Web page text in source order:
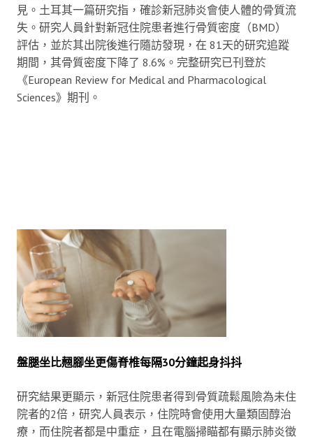
見。土耳其一篇研究指，確診新冠肺炎會使人體的骨質流
失。研究人員針對新冠住院患者進行骨質密度（BMD）
評估，並於其出院後進行隨訪發現，在 81天的研究追蹤
期間，其骨質密度下降了 8.6%。完整研究已刊登於
《European Review for Medical and Pharmacological
Sciences》期刊。
盤腿坐比翹腳坐更傷脊椎每隔30分鐘起身抖抖
研究結果更顯示，新冠住院患者得到骨質疏鬆風險為未住
院者的2倍，研究人員表示，住院時會使用大量類固醇治
療，而住院者都是中重症，且在電腦掃瞄都有顯示肺炎徵